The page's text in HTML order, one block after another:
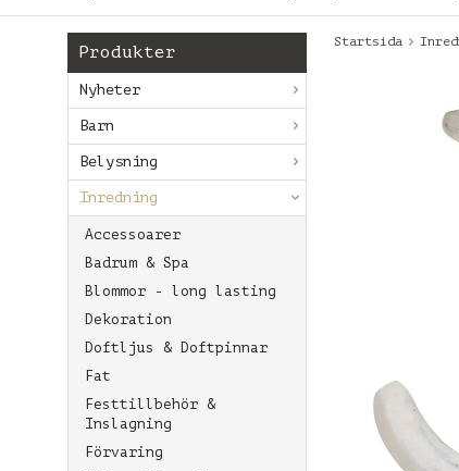
Produkter
Nyheter
Barn
Belysning
Inredning
Accessoarer
Badrum & Spa
Blommor - long lasting
Dekoration
Doftljus & Doftpinnar
Fat
Festtillbehör &
Inslagning
Förvaring
Startsida